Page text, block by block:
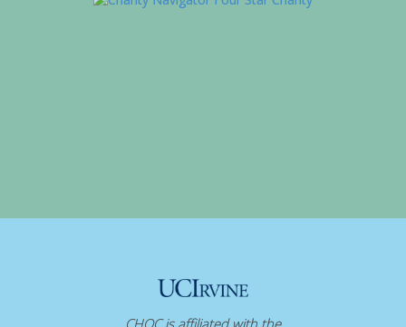
CHOC is affiliated with the